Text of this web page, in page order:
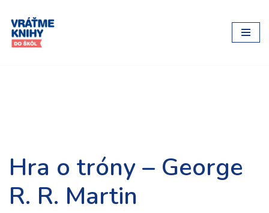
Preskočiť
na
Hra o tróny – George
R. R. Martin